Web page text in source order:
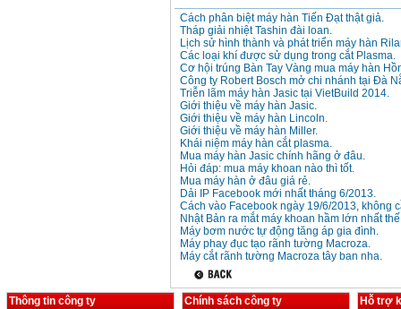
Cách phân biệt máy hàn Tiến Đạt thật giả.
Tháp giải nhiệt Tashin đài loan.
Lịch sử hình thành và phát triển máy hàn
Các loại khí được sử dụng trong cắt Plasma.
Cơ hội trúng Bàn Tay Vàng mua máy hàn
Công ty Robert Bosch mở chi nhánh tại Đà
Triễn lãm máy hàn Jasic tại VietBuild 2014.
Giới thiệu về máy hàn Jasic.
Giới thiệu về máy hàn Lincoln.
Giới thiệu về máy hàn Miller.
Khái niệm máy hàn cắt plasma.
Mua máy hàn Jasic chính hãng ở đâu.
Hỏi đáp: mua máy khoan nào thì tốt.
Mua máy hàn ở đâu giá rẻ.
Dải IP Facebook mới nhất tháng 6/2013.
Cách vào Facebook ngày 19/6/2013, không
Nhật Bản ra mắt máy khoan hầm lớn nhất
Máy bơm nước tự động tăng áp gia đình.
Máy phay đục tạo rãnh tường Macroza.
Máy cắt rãnh tường Macroza tây ban nha.
Thông tin công ty
Chính sách công ty
Hỗ trợ